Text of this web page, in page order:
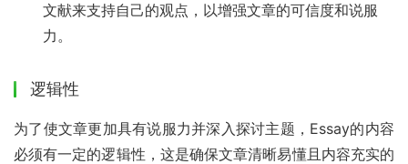
文献来支持自己的观点，以增强文章的可信度和说服
力。
逻辑性
为了使文章更加具有说服力并深入探讨主题，Essay的内容
必须有一定的逻辑性，这是确保文章清晰易懂且内容充实的